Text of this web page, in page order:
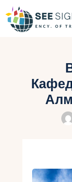
Горящие
Типы
Блог